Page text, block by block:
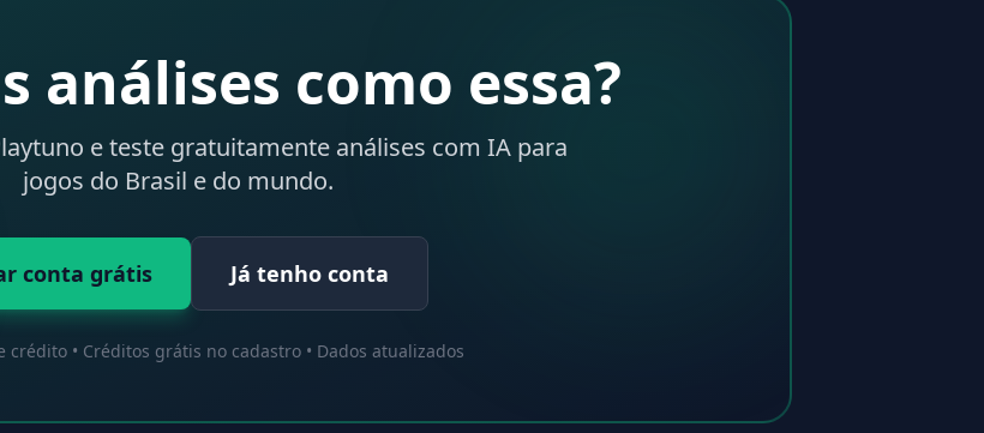
análises como essa?
e teste gratuitamente análises com IA para
jogos do Brasil e do mundo.
conta grátis Já tenho conta
crédito • Créditos grátis no cadastro • Dados atualizados